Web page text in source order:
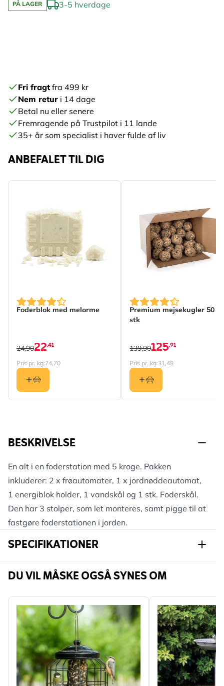
PÅ LAGER 3-5 hverdage
Fri fragtfra 499 kr
Nem retur i 14 dage
Betal nu eller senere
Fremragende på Trustpilot i 11 lande
35+ år som specialist i haver fulde af liv
ANBEFALET TIL DIG
Foderblok med melorme
22,41
24,90
Pris pr. kg:74,70
Premium mejsekugler 50
stk
125,91
139,90
Pris pr. kg:31,48
BESKRIVELSE
En alt i en foderstation med 5 kroge. Pakken
inkluderer: 2 x frøautomater, 1 x jordnøddeautomat,
1 energiblok holder, 1 vandskål og 1 stk. Foderskål.
Den har 3 stolper, som let monteres, samt pigge til at
fastgøre foderstationen i jorden.
SPECIFIKATIONER
Varenummer 940790119
Bredde 660 mm
Højde 2300 mm
Længde 660 mm
Vægt 3.825 kg
Læs mere
DU VIL MÅSKE OGSÅ SYNES OM